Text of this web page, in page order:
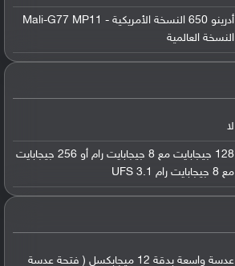
أدرينو 650 النسخة الأمريكية - Mali-G77 MP11
النسخة العالمية
لا
128 جيجابايت مع 8 جيجابايت رام أو 256 جيجابايت
مع 8 جيجابايت رام UFS 3.1
عدسة واسعة بدقة 12 ميجابكسل ( فتحة عدسة